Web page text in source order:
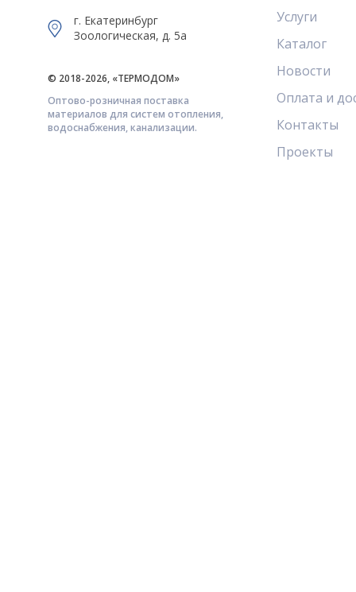
г. Екатеринбург
Зоологическая, д. 5а
© 2018-2026, «ТЕРМОДОМ»
Оптово-розничная поставка
материалов для систем отопления,
водоснабжения, канализации.
Услуги
Каталог
Новости
Оплата и
Контакты
Проекты